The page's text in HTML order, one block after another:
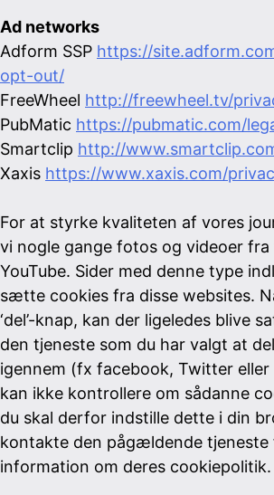
Ad networks
Adform SSP https://
opt-out/
FreeWheel http://freewheel.tv/
PubMatic https://pubmatic.com/
Smartclip http://
Xaxis https://www.xaxis.com/
For at styrke kvaliteten af vores
vi nogle gange fotos og videoer fra
YouTube. Sider med denne type
sætte cookies fra disse websites.
‘del’-knap, kan der ligeledes blive
den tjeneste som du har valgt at
igennem (fx facebook, Twitter eller
kan ikke kontrollere om sådanne
du skal derfor indstille dette i din
kontakte den pågældende tjeneste
information om deres cookiepolitik.